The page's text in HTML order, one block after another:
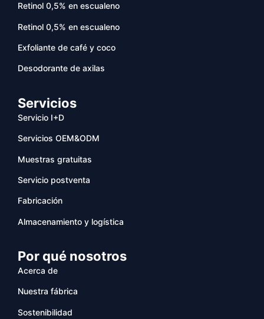
Retinol 0,5% en escualeno
Retinol 0,5% en escualeno
Exfoliante de café y coco
Desodorante de axilas
Servicios
Servicio I+D
Servicios OEM&ODM
Muestras gratuitas
Servicio postventa
Fabricación
Almacenamiento y logística
Por qué nosotros
Acerca de
Nuestra fábrica
Sostenibilidad